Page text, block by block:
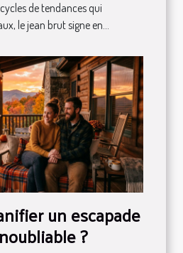
de tendances qui
le jean brut signe en...
un escapade
?